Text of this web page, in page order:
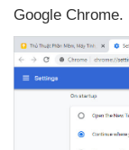
Google Chrome.